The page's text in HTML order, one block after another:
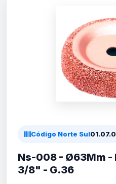
Código Norte Sul
Ns-008 - Ø63Mm -
3/8" - G.36